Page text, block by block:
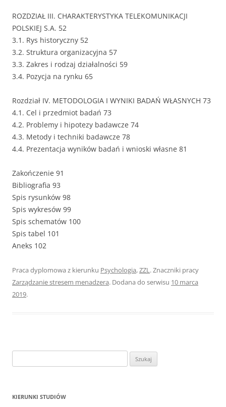
ROZDZIAŁ III. CHARAKTERYSTYKA TELEKOMUNIKACJI
POLSKIEJ S.A. 52
3.1. Rys historyczny 52
3.2. Struktura organizacyjna 57
3.3. Zakres i rodzaj działalności 59
3.4. Pozycja na rynku 65
Rozdział IV. METODOLOGIA I WYNIKI BADAŃ WŁASNYCH 73
4.1. Cel i przedmiot badań 73
4.2. Problemy i hipotezy badawcze 74
4.3. Metody i techniki badawcze 78
4.4. Prezentacja wyników badań i wnioski własne 81
Zakończenie 91
Bibliografia 93
Spis rysunków 98
Spis wykresów 99
Spis schematów 100
Spis tabel 101
Aneks 102
Praca dyplomowa z kierunku Psychologia,ZZL. Znaczniki pracy
Zarządzanie stresem menadzera. Dodana do serwisu 10 marca
2019.
z
KIERUNKI STUDIÓW